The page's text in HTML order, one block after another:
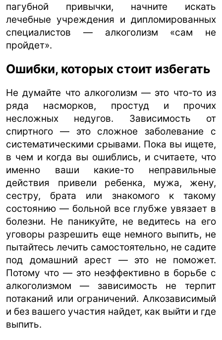
пагубной привычки, начните искать
лечебные учреждения и дипломированных
специалистов — алкоголизм «сам не
пройдет».
Ошибки, которых стоит избегать
Не думайте что алкоголизм — это что-то из
ряда насморков, простуд и прочих
несложных недугов. Зависимость от
спиртного — это сложное заболевание с
систематическими срывами. Пока вы ищете,
в чем и когда вы ошиблись, и считаете, что
именно ваши какие-то неправильные
действия привели ребенка, мужа, жену,
сестру, брата или знакомого к такому
состоянию — больной все глубже увязает в
болезни. Не паникуйте, не ведитесь на его
уговоры разрешить еще немного выпить, не
пытайтесь лечить самостоятельно, не садите
под домашний арест — это не поможет.
Потому что — это неэффективно в борьбе с
алкоголизмом — зависимость не терпит
потаканий или ограничений. Алкозависимый
и без вашего участия найдет, как выйти и где
выпить.